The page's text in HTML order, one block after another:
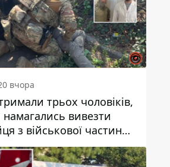
вчора
трьох чоловіків,
намагались вивезти
з військової частини
за 7 тисяч
серед них був лікар